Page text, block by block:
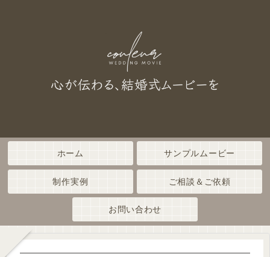
ホーム サンプルムービー
制作実例 ご相談＆ご依頼
お問い合わせ